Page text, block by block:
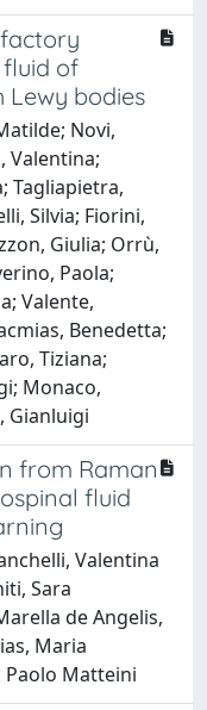
of
Lewy bodies
Novi,
Valentina;
Tagliapietra,
Silvia; Fiorini,
Giulia; Orrù,
Paola;
Valente,
Benedetta;
Tiziana;
Monaco,
Gianluigi
from Raman
fluid
Valentina
Sara
de Angelis,
Maria
Paolo Matteini